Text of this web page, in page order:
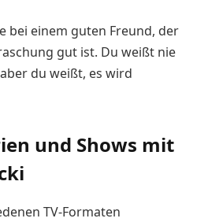
bei einem guten Freund, der
gut ist. Du weißt nie
du weißt, es wird
und Shows mit
TV-Formaten